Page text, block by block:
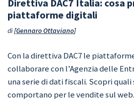
Direttiva DAC7 Italia: cosa
piattaforme digitali
di Gennaro Ottaviano
Con la direttiva DAC7 le
collaborare con l’Agenzia delle
una serie di dati fiscali. Scopri
comportano per le vendite sul web.